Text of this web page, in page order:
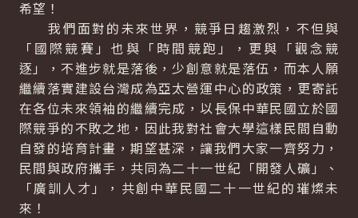
希望！
我們面對的未來世界，競爭日趨激烈，不但與
「國際競賽」也與「時間競跑」，更與「觀念競
逐」，不進步就是落後，少創意就是落伍，而本人願
繼續落實建設台灣成為亞太營運中心的政策，更寄託
在各位未來領袖的繼續完成，以長保中華民國立於國
際競爭的不敗之地，因此我對社會大學這樣民間自動
自發的培育計畫，期望甚深，讓我們大家一齊努力，
民間與政府攜手，共同為二十一世紀「開發人礦」、
「廣訓人才」，共創中華民國二十一世紀的璀燦未
來！